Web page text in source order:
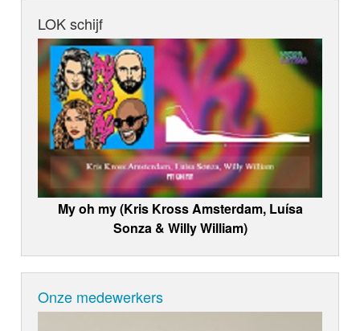
LOK schijf
My oh my (Kris Kross Amsterdam, Luísa
Sonza & Willy William)
Onze medewerkers